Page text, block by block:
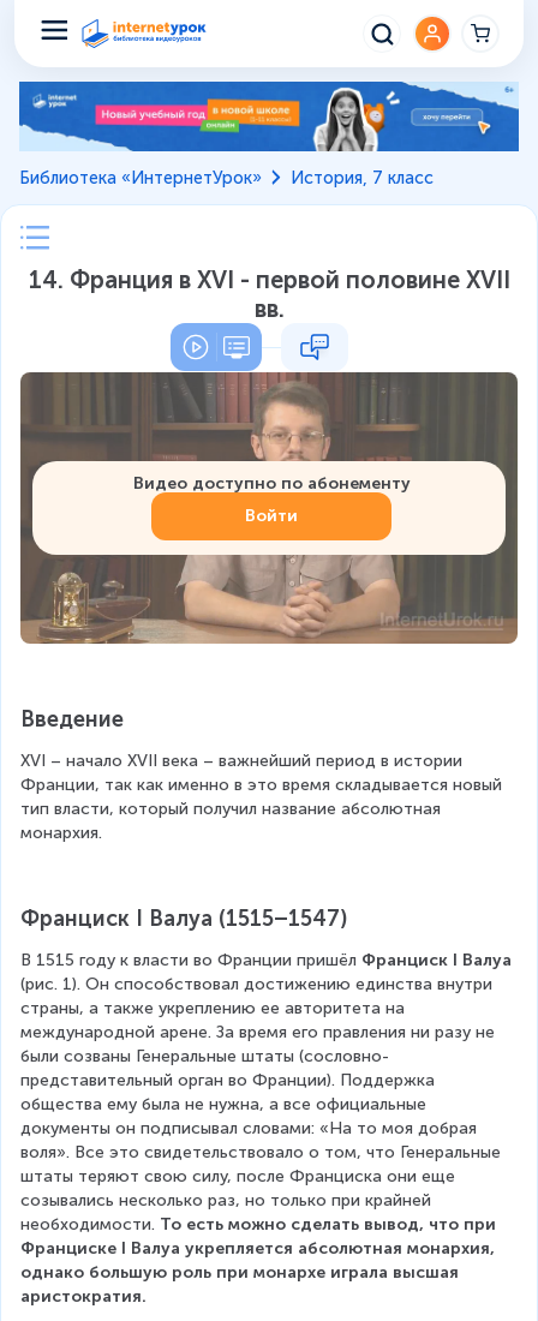
Библиотека «ИнтернетУрок» История, 7 класс
14. Франция в XVI - первой половине XVII
вв.
Видео доступно по абонементу
Войти
Введение
XVI – начало XVII века – важнейший период в истории
Франции, так как именно в это время складывается новый
тип власти, который получил название абсолютная
монархия.
Франциск I Валуа (1515–1547)
В 1515 году к власти во Франции пришёл Франциск I Валуа
(рис. 1). Он способствовал достижению единства внутри
страны, а также укреплению ее авторитета на
международной арене. За время его правления ни разу не
были созваны Генеральные штаты (сословно-
представительный орган во Франции). Поддержка
общества ему была не нужна, а все официальные
документы он подписывал словами: «На то моя добрая
воля». Все это свидетельствовало о том, что Генеральные
штаты теряют свою силу, после Франциска они еще
созывались несколько раз, но только при крайней
необходимости. То есть можно сделать вывод, что при
Франциске I Валуа укрепляется абсолютная монархия,
однако большую роль при монархе играла высшая
аристократия.